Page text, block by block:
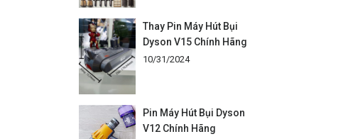
Thay Pin Máy Hút Bụi
Dyson V15 Chính Hãng
10/31/2024
Pin Máy Hút Bụi Dyson
V12 Chính Hãng